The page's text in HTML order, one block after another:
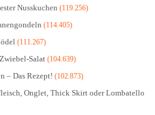
Nusskuchen (119.256)
(114.405)
(111.267)
Salat (104.639)
– Das Rezept! (102.873)
Onglet, Thick Skirt oder Lombatello